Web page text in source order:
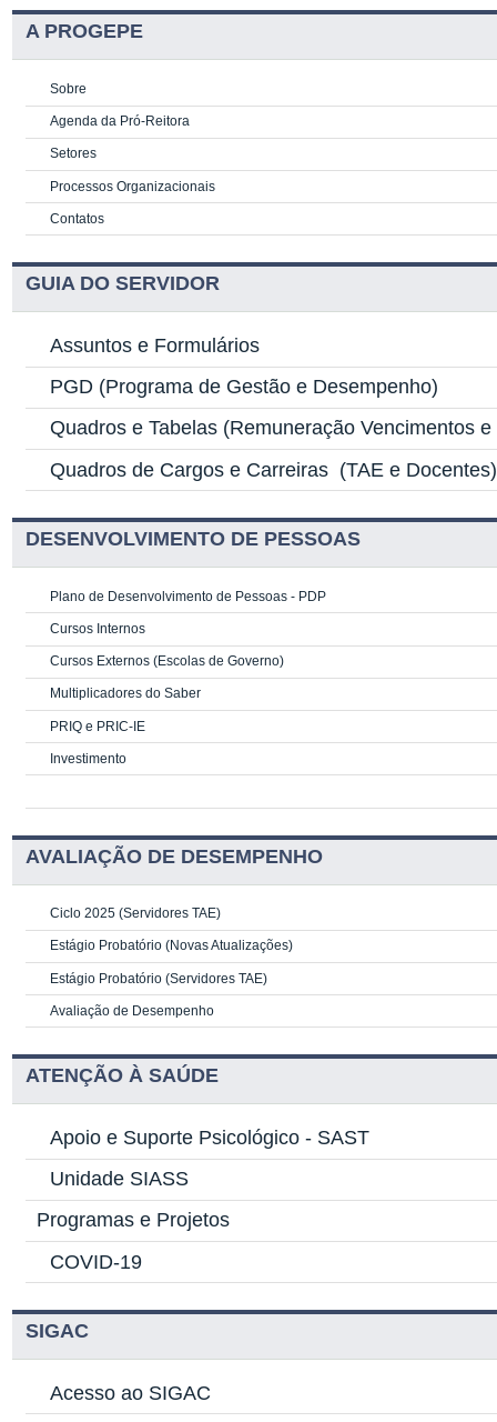
A PROGEPE
Sobre
Agenda da Pró-Reitora
Setores
Processos Organizacionais
Contatos
GUIA DO SERVIDOR
Assuntos e Formulários
PGD (Programa de Gestão e Desempenho)
Quadros e Tabelas (Remuneração Vencimentos
Quadros de Cargos e Carreiras (TAE e Docentes)
DESENVOLVIMENTO DE PESSOAS
Plano de Desenvolvimento de Pessoas - PDP
Cursos Internos
Cursos Externos (Escolas de Governo)
Multiplicadores do Saber
PRIQ e PRIC-IE
Investimento
AVALIAÇÃO DE DESEMPENHO
Ciclo 2025 (Servidores TAE)
Estágio Probatório (Novas Atualizações)
Estágio Probatório (Servidores TAE)
Avaliação de Desempenho
ATENÇÃO À SAÚDE
Apoio e Suporte Psicológico - SAST
Unidade SIASS
Programas e Projetos
COVID-19
SIGAC
Acesso ao SIGAC